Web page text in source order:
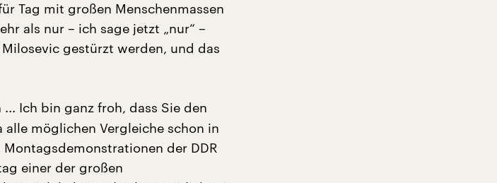
Tag mit großen Menschenmassen
als nur – ich sage jetzt „nur“ –
gestürzt werden, und das
Ich bin ganz froh, dass Sie den
möglichen Vergleiche schon in
der DDR
einer der großen